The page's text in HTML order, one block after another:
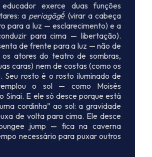
exerce duas funções
a periagōgḗ (virar a cabeça
para a luz — esclarecimento) e a
para cima — libertação).
de frente para a luz — não de
os atores do teatro de sombras,
caras) nem de costas (como os
Seu rosto é o rosto iluminado de
o sol — como Moisés
Sinai. E ele só desce porque está
cordinha” ao sol: a gravidade
de volta para cima. Ele desce
jump — fica na caverna
necessário para puxar outros